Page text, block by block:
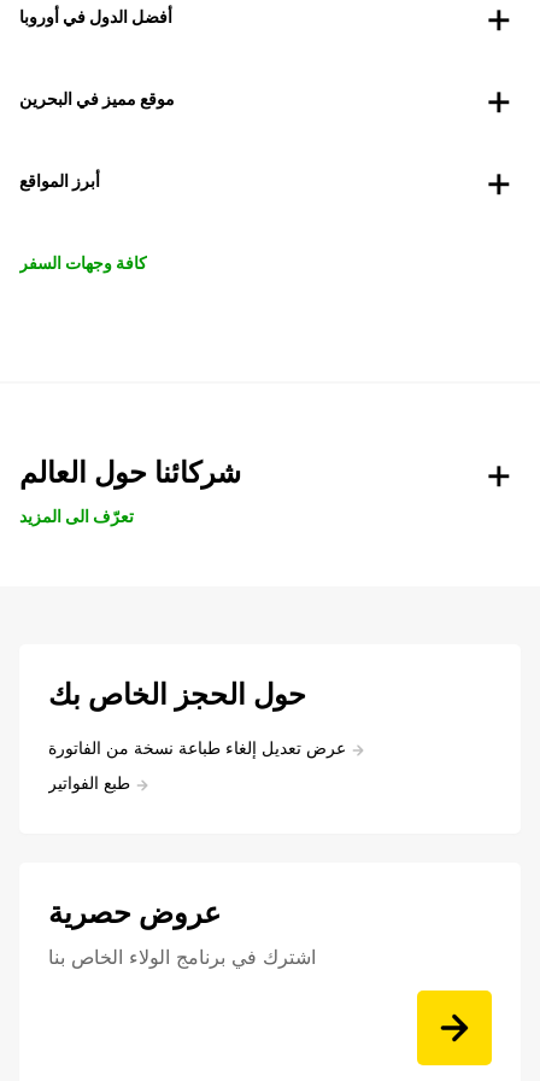
أفضل الدول في أوروبا
موقع مميز في البحرين
أبرز المواقع
كافة وجهات السفر
شركائنا حول العالم
تعرّف الى المزيد
حول الحجز الخاص بك
عرض تعديل إلغاء طباعة نسخة من الفاتورة
طبع الفواتير
عروض حصرية
اشترك في برنامج الولاء الخاص بنا